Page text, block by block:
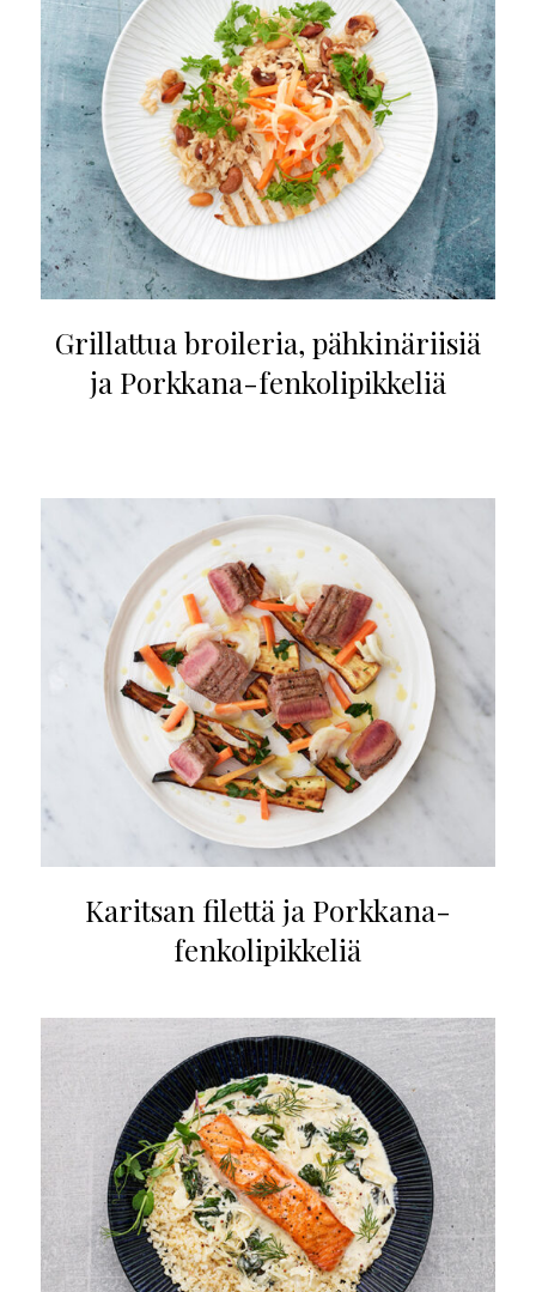
Grillattua broileria, pähkinäriisiä
ja Porkkana-fenkolipikkeliä
Karitsan filettä ja Porkkana-
fenkolipikkeliä